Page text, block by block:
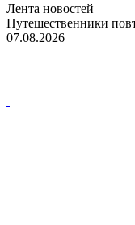
Лента новостей
Путешественники
07.08.2026